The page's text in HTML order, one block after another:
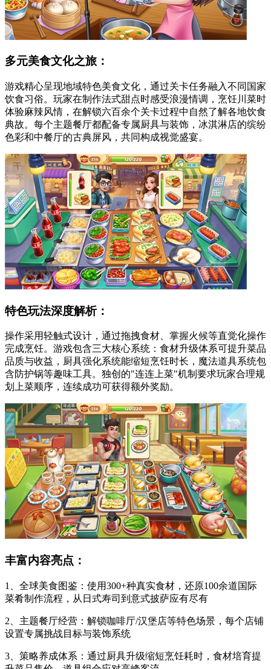
多元美食文化之旅：
游戏精心呈现地域特色美食文化，通过关卡任务融入不同国家
饮食习俗。玩家在制作法式甜点时感受浪漫情调，烹饪川菜时
体验麻辣风情，在解锁六百余个关卡过程中自然了解各地饮食
典故。每个主题餐厅都配备专属厨具与装饰，冰淇淋店的缤纷
色彩和中餐厅的古典屏风，共同构成视觉盛宴。
特色玩法深度解析：
操作采用轻触式设计，通过拖拽食材、掌握火候等直觉化操作
完成烹饪。游戏包含三大核心系统：食材升级体系可提升菜品
品质与收益，厨具强化系统能缩短烹饪时长，魔法道具系统包
含防护锅等趣味工具。独创的"连连上菜"机制要求玩家合理规
划上菜顺序，连续成功可获得额外奖励。
丰富内容亮点：
1、全球美食图鉴：使用300+种真实食材，还原100余道国际
菜肴制作流程，从日式寿司到意式披萨应有尽有
2、主题餐厅经营：解锁咖啡厅/汉堡店等特色场景，每个店铺
设置专属挑战目标与装饰系统
3、策略养成体系：通过厨具升级缩短烹饪耗时，食材培育提